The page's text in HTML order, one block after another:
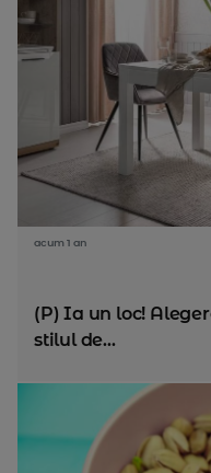
acum 1 an
(P) Ia un loc!
stilul de...